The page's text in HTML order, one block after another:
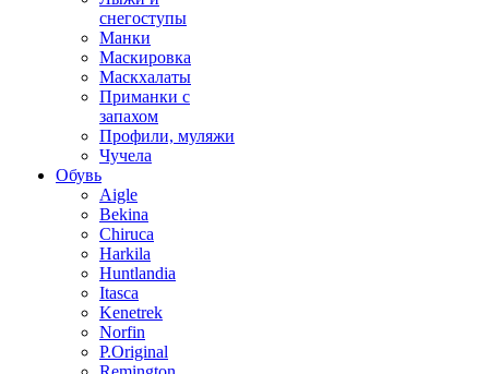
снегоступы
Манки
Маскировка
Маскхалаты
Приманки с
запахом
Профили, муляжи
Чучела
Обувь
Aigle
Bekina
Chiruсa
Harkila
Huntlandia
Itasca
Kenetrek
Norfin
P.Original